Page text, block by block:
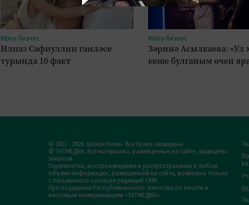
#Шоу-бизнес
Илназ Сафиуллин гаиләсе
турында 10 факт
#Шоу-бизнес
Зәринә Асылкаева: «Ул
кеше булганым өчен
© 2011 - 2026. Шахри Казан. Все права защищены.
© ТАТМЕДИА. Все материалы, размещенные на сайте, защищены
законом.
Перепечатка, воспроизведение и распространение в любом
объеме информации, размещенной на сайте, возможна только
с письменного согласия редакций СМИ.
При поддержке Республиканского агентства по печати и
массовым коммуникациям «ТАТМЕДИА».